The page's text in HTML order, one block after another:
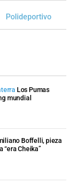
Polideportivo
Los Pumas
mundial
Boffelli, pieza
“era Cheika”